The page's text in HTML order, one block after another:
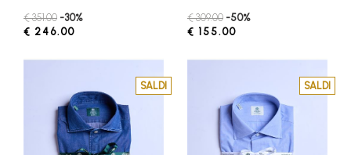
€ 351.00 -30%
€ 246.00
€ 309.00 -50%
€ 155.00
SALDI SALDI